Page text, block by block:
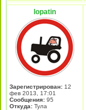
lopatin
Зарегистрирован: 12
фев 2013, 17:01
Сообщения: 95
Откуда: Тула